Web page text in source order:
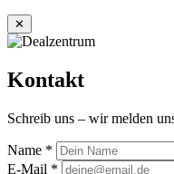
✕
Kontakt
Schreib uns – wir melden
Name *
E-Mail *